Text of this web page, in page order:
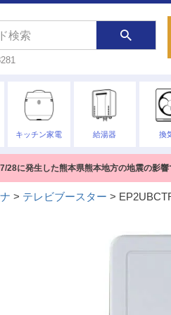
キッチン家電 給湯器 換
7/28に発生した熊本県熊本地方の地震の影
テレビブースター